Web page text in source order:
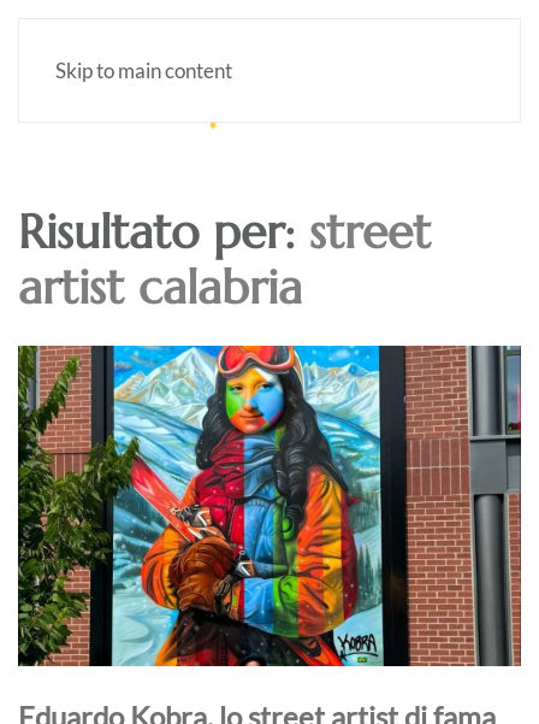
Skip to main content
Risultato per: street
artist calabria
Eduardo Kobra, lo street artist di fama